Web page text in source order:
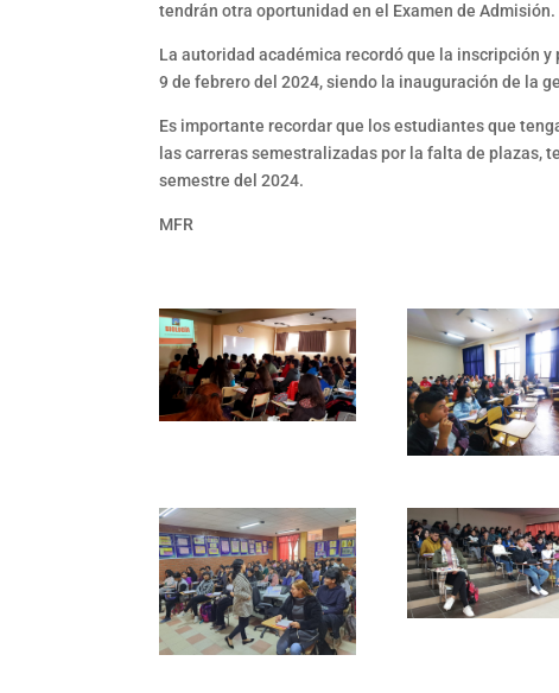
tendrán otra oportunidad en el Examen de Admisión.
La autoridad académica recordó que la inscripción
9 de febrero del 2024, siendo la inauguración de la
Es importante recordar que los estudiantes que
las carreras semestralizadas por la falta de plazas,
semestre del 2024.
MFR